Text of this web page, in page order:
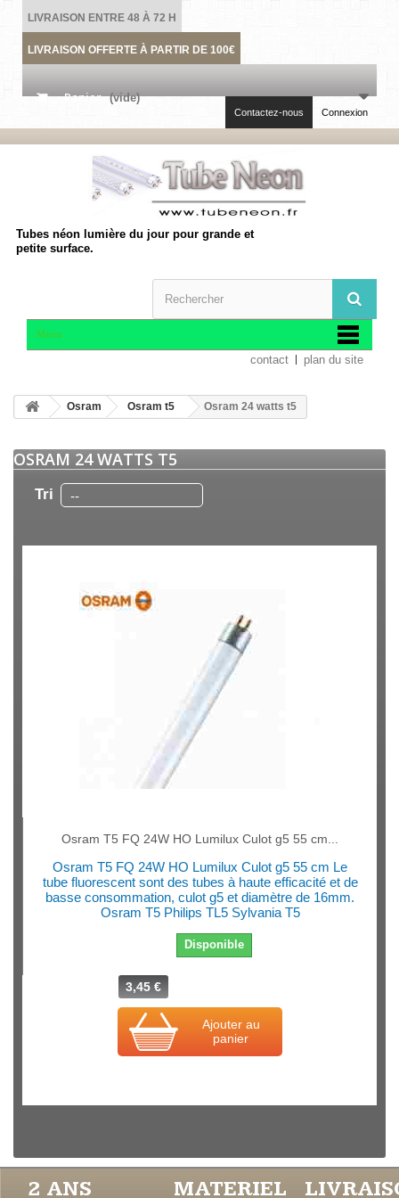
LIVRAISON ENTRE 48 À 72 H
LIVRAISON OFFERTE À PARTIR DE 100€
Panier (vide)
Connexion
Contactez-nous
Tubes néon lumière du jour pour grande et
petite surface.
Menu
contact plan du site
Osram Osram t5 Osram 24 watts t5
OSRAM 24 WATTS T5
Tri --
Osram T5 FQ 24W HO Lumilux Culot g5 55 cm...
Osram T5 FQ 24W HO Lumilux Culot g5 55 cm Le
tube fluorescent sont des tubes à haute efficacité et de
basse consommation, culot g5 et diamètre de 16mm.
Osram T5 Philips TL5 Sylvania T5
Disponible
3,45 €
Ajouter au
panier
2 ANS MATERIEL